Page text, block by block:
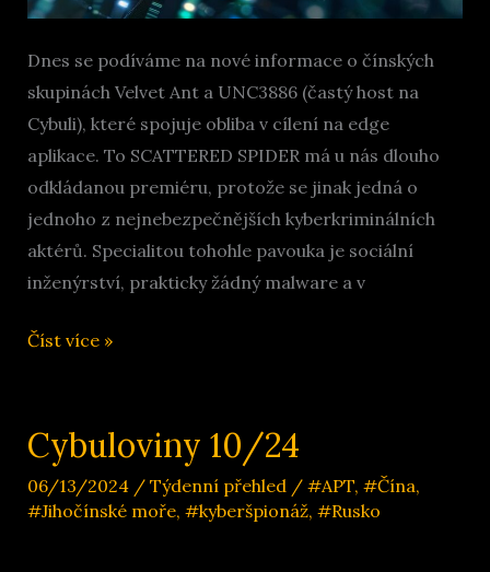
Dnes se podíváme na nové informace o čínských
skupinách Velvet Ant a UNC3886 (častý host na
Cybuli), které spojuje obliba v cílení na edge
aplikace. To SCATTERED SPIDER má u nás dlouho
odkládanou premiéru, protože se jinak jedná o
jednoho z nejnebezpečnějších kyberkriminálních
aktérů. Specialitou tohohle pavouka je sociální
inženýrství, prakticky žádný malware a v
Cybuloviny
Číst více »
Cybuloviny 10/24
06/13/2024 / Týdenní přehled / #APT, #Čína,
#Jihočínské moře, #kyberšpionáž, #Rusko